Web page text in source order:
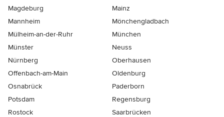
Magdeburg
Mainz
Mannheim
Mönchen­gladbach
Mülheim-an-der-Ruhr
München
Münster
Neuss
Nürnberg
Oberhausen
Offenbach-am-Main
Oldenburg
Osnabrück
Paderborn
Potsdam
Regensburg
Rostock
Saarbrücken